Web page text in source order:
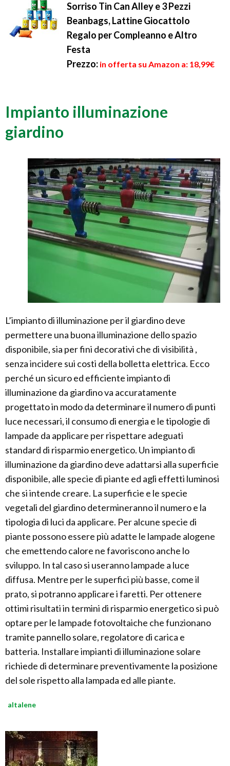
Sorriso Tin Can Alley e 3 Pezzi
Beanbags, Lattine Giocattolo
Regalo per Compleanno e Altro
Festa
Prezzo: in offerta su Amazon a: 18,99€
Impianto illuminazione
giardino
L’impianto di illuminazione per il giardino deve
permettere una buona illuminazione dello spazio
disponibile, sia per fini decorativi che di visibilità ,
senza incidere sui costi della bolletta elettrica. Ecco
perché un sicuro ed efficiente impianto di
illuminazione da giardino va accuratamente
progettato in modo da determinare il numero di punti
luce necessari, il consumo di energia e le tipologie di
lampade da applicare per rispettare adeguati
standard di risparmio energetico. Un impianto di
illuminazione da giardino deve adattarsi alla superficie
disponibile, alle specie di piante ed agli effetti luminosi
che si intende creare. La superficie e le specie
vegetali del giardino determineranno il numero e la
tipologia di luci da applicare. Per alcune specie di
piante possono essere più adatte le lampade alogene
che emettendo calore ne favoriscono anche lo
sviluppo. In tal caso si useranno lampade a luce
diffusa. Mentre per le superfici più basse, come il
prato, si potranno applicare i faretti. Per ottenere
ottimi risultati in termini di risparmio energetico si può
optare per le lampade fotovoltaiche che funzionano
tramite pannello solare, regolatore di carica e
batteria. Installare impianti di illuminazione solare
richiede di determinare preventivamente la posizione
del sole rispetto alla lampada ed alle piante.
altalene